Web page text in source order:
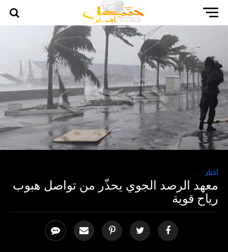
أخبار
معهد الرصد الجوي يحذّر من تواصل هبوب
رياح قوية